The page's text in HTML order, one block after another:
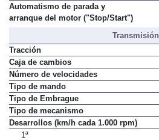
Automatismo de parada y
arranque del motor ("Stop/Start")
Transmisión
Tracción
Caja de cambios
Número de velocidades
Tipo de mando
Tipo de Embrague
Tipo de mecanismo
Desarrollos (km/h cada 1.000 rpm)
1ª